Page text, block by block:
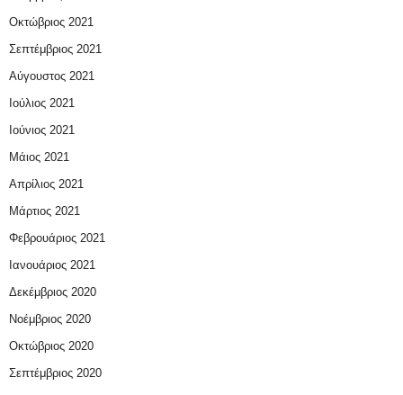
Οκτώβριος 2021
Σεπτέμβριος 2021
Αύγουστος 2021
Ιούλιος 2021
Ιούνιος 2021
Μάιος 2021
Απρίλιος 2021
Μάρτιος 2021
Φεβρουάριος 2021
Ιανουάριος 2021
Δεκέμβριος 2020
Νοέμβριος 2020
Οκτώβριος 2020
Σεπτέμβριος 2020